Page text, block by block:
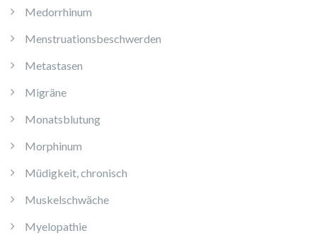
Medorrhinum
Menstruationsbeschwerden
Metastasen
Migräne
Monatsblutung
Morphinum
Müdigkeit, chronisch
Muskelschwäche
Myelopathie